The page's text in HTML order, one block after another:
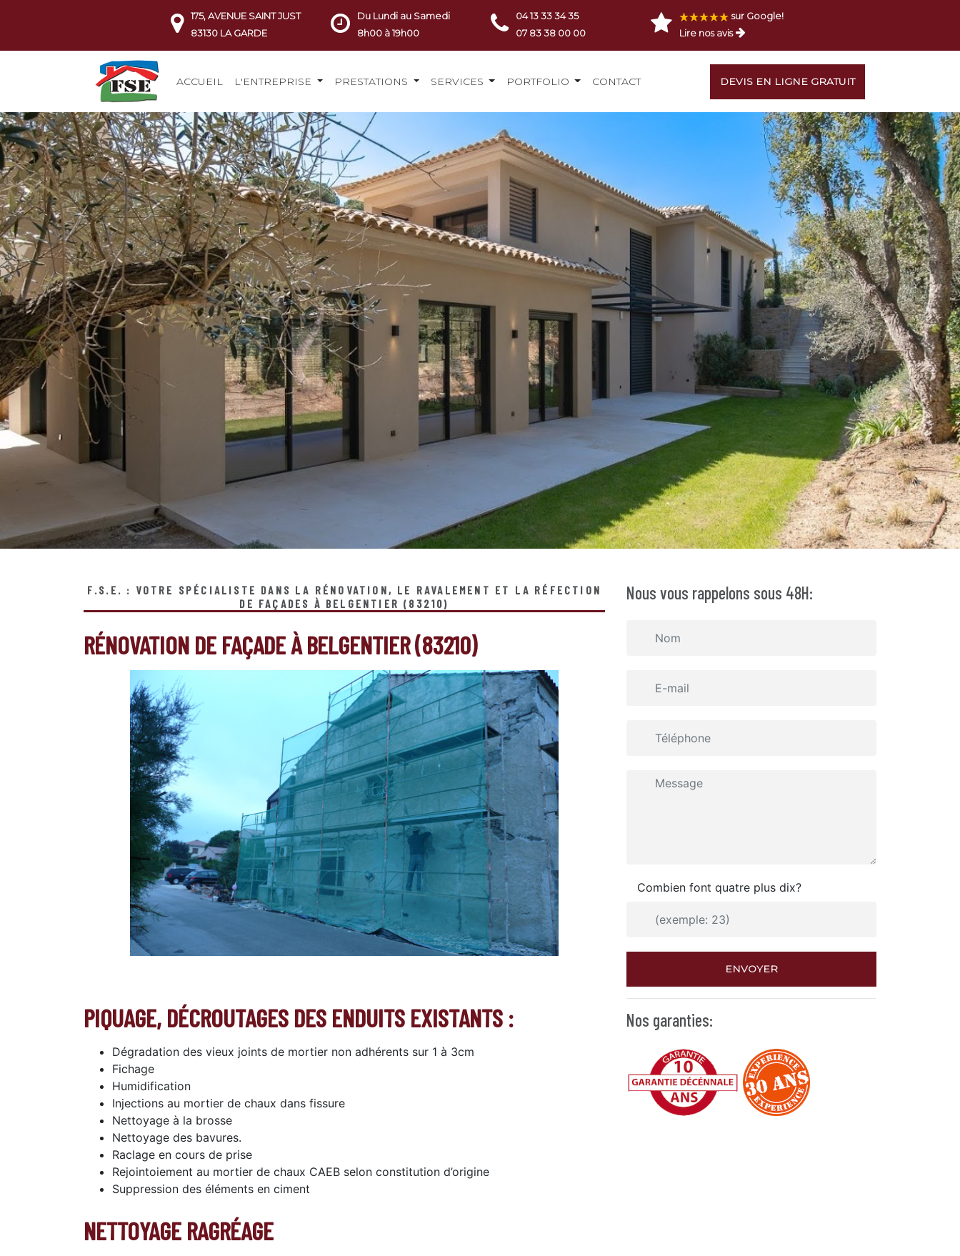
175, AVENUE SAINT JUST
83130 LA GARDE
Du Lundi au Samedi
8h00 à 19h00
04 13 33 34 35
07 83 38 00 00
sur Google!
Lire nos avis
ACCUEIL L'ENTREPRISE PRESTATIONS SERVICES PORTFOLIO CONTACT DEVIS EN LIGNE GRATUIT
F.S.E. : VOTRE SPÉCIALISTE DANS LA RÉNOVATION, LE RAVALEMENT ET LA RÉFECTION
DE FAÇADES À BELGENTIER (83210)
RÉNOVATION DE FAÇADE À BELGENTIER (83210)
PIQUAGE, DÉCROUTAGES DES ENDUITS EXISTANTS :
Dégradation des vieux joints de mortier non adhérents sur 1 à 3cm
Fichage
Humidification
Injections au mortier de chaux dans fissure
Nettoyage à la brosse
Nettoyage des bavures.
Raclage en cours de prise
Rejointoiement au mortier de chaux CAEB selon constitution d’origine
Suppression des éléments en ciment
NETTOYAGE RAGRÉAGE
Nous vous rappelons sous 48H:
Combien font quatre plus dix?
ENVOYER
Nos garanties: